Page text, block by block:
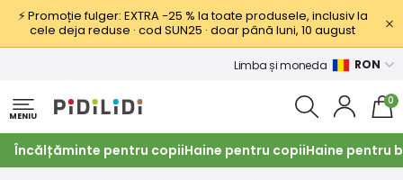
⚡ Promoție fulger: EXTRA −25 % la toate produsele, inclusiv la
cele deja reduse · cod SUN25 · doar până luni, 10 august
Limba și moneda RON
MENIU
0
Încălțăminte pentru copiiHaine pentru copiiHaine pentru